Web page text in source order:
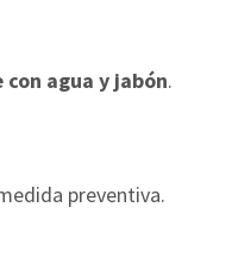
agua y jabón.
preventiva.